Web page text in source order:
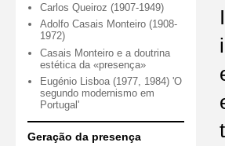
Carlos Queiroz (1907-1949)
Adolfo Casais Monteiro (1908-
1972)
Casais Monteiro e a doutrina
estética da «presença»
Eugénio Lisboa (1977, 1984) 'O
segundo modernismo em
Portugal'
Geração da presença